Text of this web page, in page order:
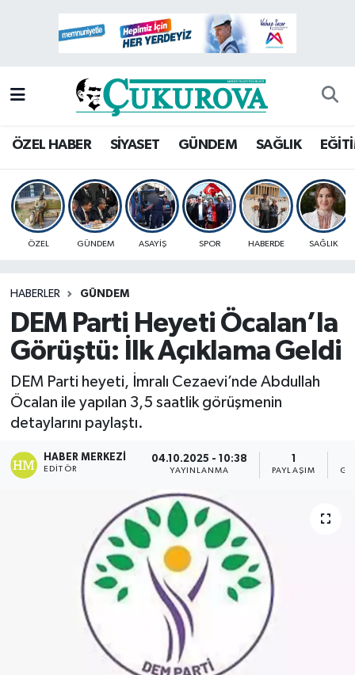
ÖZEL HABER SİYASET GÜNDEM SAĞLIK
ÖZEL GÜNDEM ASAYİŞ SPOR HABERDE SAĞLIK
HABERLER GÜNDEM
DEM Parti Heyeti Öcalan’la
Görüştü: İlk Açıklama Geldi
DEM Parti heyeti, İmralı Cezaevi’nde Abdullah
Öcalan ile yapılan 3,5 saatlik görüşmenin
detaylarını paylaştı.
HABER MERKEZI
EDITÖR
04.10.2025 - 10:38
YAYINLANMA PAYLAŞIM
Mersin Hava Durumu
Mersin Namaz Vakitleri
Mersin Trafik Yoğunluk Haritası
Süper Lig Puan Durumu ve Fikstür
Haber Arşivi